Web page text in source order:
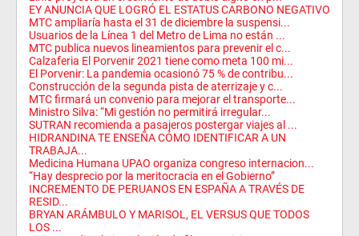
EY ANUNCIA QUE LOGRÓ EL ESTATUS CARBONO NEGATIVO
MTC ampliaría hasta el 31 de diciembre la suspensi...
Usuarios de la Línea 1 del Metro de Lima no están ...
MTC publica nuevos lineamientos para prevenir el c...
Calzaferia El Porvenir 2021 tiene como meta 100 mi...
El Porvenir: La pandemia ocasionó 75 % de contribu...
Construcción de la segunda pista de aterrizaje y c...
MTC firmará un convenio para mejorar el transporte...
Ministro Silva: “Mi gestión no permitirá irregular...
SUTRAN recomienda a pasajeros postergar viajes al ...
HIDRANDINA TE ENSEÑA CÓMO IDENTIFICAR A UN
TRABAJA...
Medicina Humana UPAO organiza congreso internacion...
“Hay desprecio por la meritocracia en el Gobierno”
INCREMENTO DE PERUANOS EN ESPAÑA A TRAVÉS DE
RESID...
BRYAN ARÁMBULO Y MARISOL, EL VERSUS QUE TODOS
LOS ...